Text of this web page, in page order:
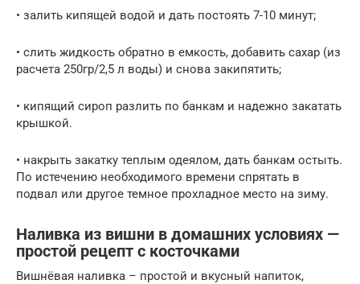
• залить кипящей водой и дать постоять 7-10 минут;
• слить жидкость обратно в емкость, добавить сахар (из
расчета 250гр/2,5 л воды) и снова закипятить;
• кипящий сироп разлить по банкам и надежно закатать
крышкой.
• накрыть закатку теплым одеялом, дать банкам остыть.
По истечению необходимого времени спрятать в
подвал или другое темное прохладное место на зиму.
Наливка из вишни в домашних условиях —
простой рецепт с косточками
Вишнёвая наливка – простой и вкусный напиток,